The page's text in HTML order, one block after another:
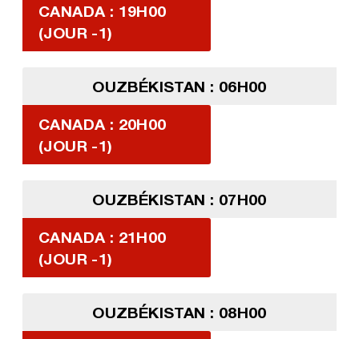
CANADA : 19H00
(JOUR -1)
OUZBÉKISTAN : 06H00
CANADA : 20H00
(JOUR -1)
OUZBÉKISTAN : 07H00
CANADA : 21H00
(JOUR -1)
OUZBÉKISTAN : 08H00